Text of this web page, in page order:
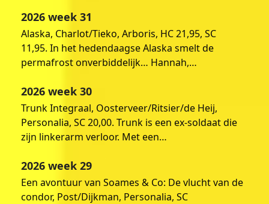
2026 week 31
Alaska, Charlot/Tieko, Arboris, HC 21,95, SC
11,95. In het hedendaagse Alaska smelt de
permafrost onverbiddelijk… Hannah,…
2026 week 30
Trunk Integraal, Oosterveer/Ritsier/de Heij,
Personalia, SC 20,00. Trunk is een ex-soldaat die
zijn linkerarm verloor. Met een…
2026 week 29
Een avontuur van Soames & Co: De vlucht van de
condor, Post/Dijkman, Personalia, SC